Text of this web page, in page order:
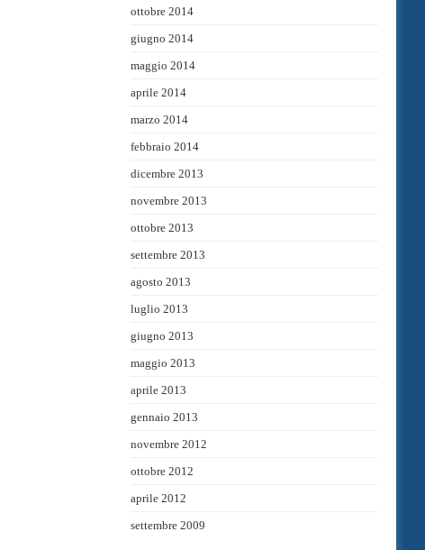
ottobre 2014
giugno 2014
maggio 2014
aprile 2014
marzo 2014
febbraio 2014
dicembre 2013
novembre 2013
ottobre 2013
settembre 2013
agosto 2013
luglio 2013
giugno 2013
maggio 2013
aprile 2013
gennaio 2013
novembre 2012
ottobre 2012
aprile 2012
settembre 2009